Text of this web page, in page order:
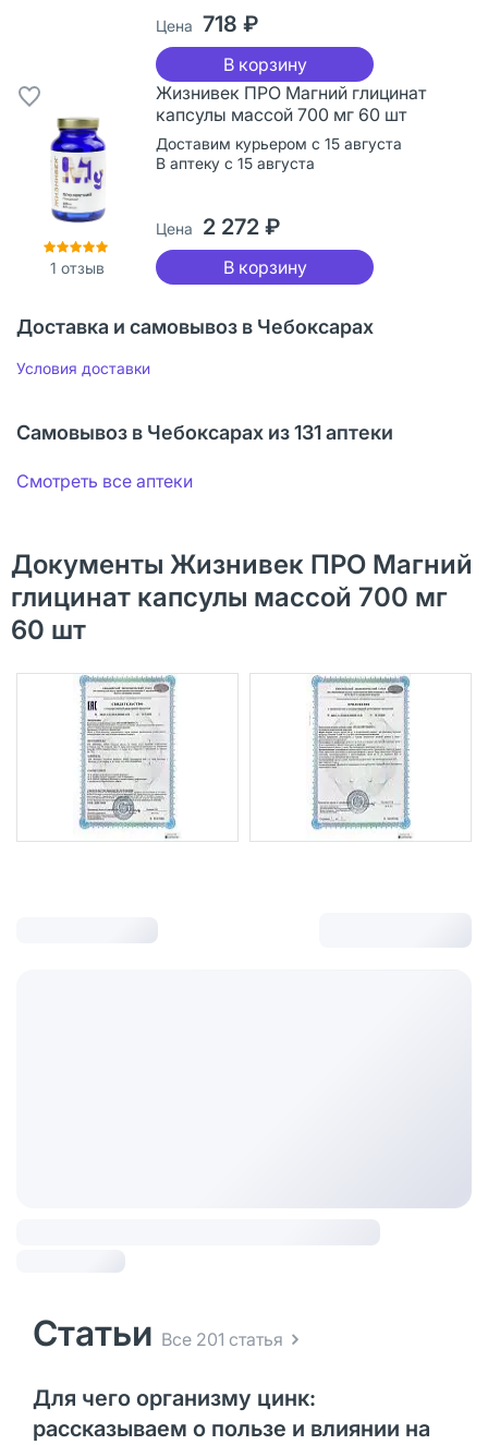
Цена 718 ₽
В корзину
1 отзыв
Жизнивек ПРО Магний глицинат
капсулы массой 700 мг 60 шт
Доставим курьером с 15 августа
В аптеку с 15 августа
Цена 2 272 ₽
В корзину
Доставка и самовывоз в Чебоксарах
Условия доставки
Самовывоз в Чебоксарах из 131 аптеки
Смотреть все аптеки
Документы Жизнивек ПРО Магний
глицинат капсулы массой 700 мг
60 шт
Статьи Все 201 статья
Для чего организму цинк:
рассказываем о пользе и влиянии на